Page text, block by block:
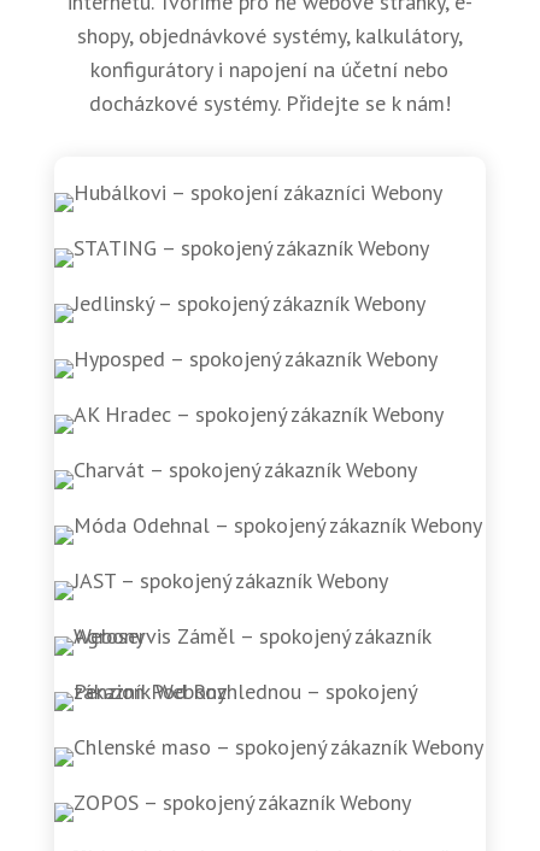
shopy, objednávkové systémy, kalkulátory,
konfigurátory i napojení na účetní nebo
docházkové systémy. Přidejte se k nám!